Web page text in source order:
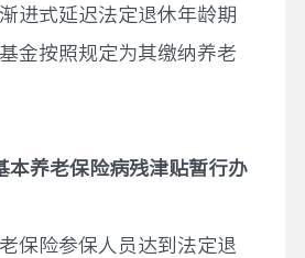
进式延迟法定退休年龄期
金按照规定为其缴纳养老
本养老保险病残津贴暂行办
保险参保人员达到法定退